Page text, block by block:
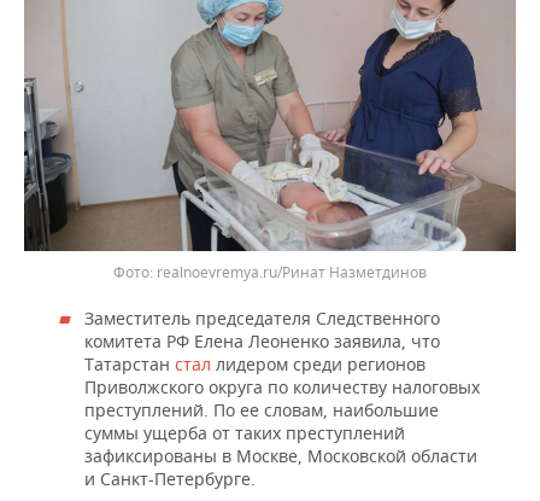
realnoevremya.ru/Ринат Назметдинов
Заместитель председателя Следственного
комитета РФ Елена Леоненко заявила, что
Татарстан стал лидером среди регионов
Приволжского округа по количеству налоговых
преступлений. По ее словам, наибольшие
суммы ущерба от таких преступлений
зафиксированы в Москве, Московской области
и Санкт-Петербурге.